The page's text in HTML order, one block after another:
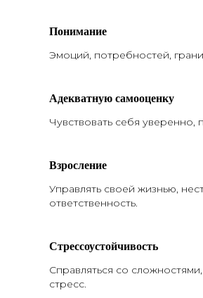
Понимание
Эмоций, потребностей,
Адекватную самооценку
Чувствовать себя уверенно,
Взросление
Управлять своей жизнью,
ответственность.
Стрессоустойчивость
Справляться со
стресс.